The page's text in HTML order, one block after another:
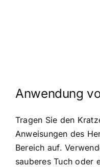
Anwendung
Tragen Sie den
Anweisungen des
Bereich auf.
sauberes Tuch oder